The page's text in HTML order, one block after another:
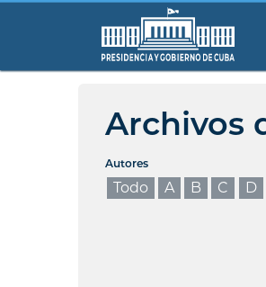
Archivos
Autores
Todo A B C D